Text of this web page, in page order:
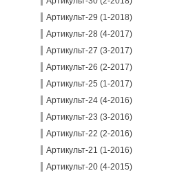
Артикульт-29 (1-2018)
Артикульт-28 (4-2017)
Артикульт-27 (3-2017)
Артикульт-26 (2-2017)
Артикульт-25 (1-2017)
Артикульт-24 (4-2016)
Артикульт-23 (3-2016)
Артикульт-22 (2-2016)
Артикульт-21 (1-2016)
Артикульт-20 (4-2015)